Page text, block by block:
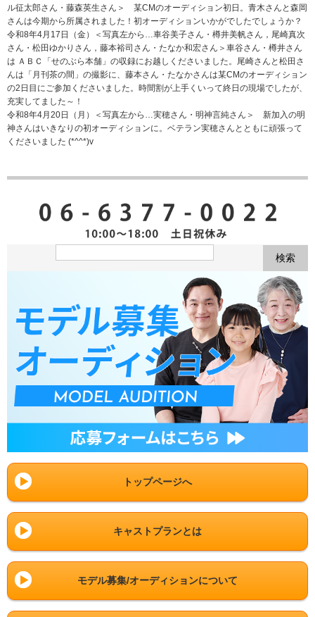
ル征太郎さん・藤森英生さん＞ 某CMのオーディション初日。青木さんと森岡
さんは今期から所属されました！初オーディションいかがでしたでしょうか？
令和8年4月17日（金）＜写真左から…車谷美子さん・樽井美帆さん，尾崎真次
さん・松田ゆかりさん，藤本裕司さん・たなか和宏さん＞車谷さん・樽井さん
は ＡＢＣ「せのぶら本舗」の収録にお越しくださいました。尾崎さんと松田さ
んは「月刊茶の間」の撮影に、藤本さん・たなかさんは某CMのオーディション
の2日目にご参加くださいました。時間割が上手くいって終日の現場でしたが、
充実してました～！
令和8年4月20日（月）＜写真左から…実穂さん・明神言純さん＞ 新加入の明
神さんはいきなりの初オーディションに。ベテラン実穂さんとともに頑張って
くださいました (*^^*)v
トップページへ
キャストプランとは
モデル募集/オーディションについて